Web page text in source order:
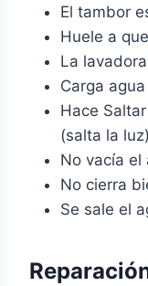
El tambor
Huele a
La
Carga
Hace
(salta la
No vacía el
No cierra
Se sale el